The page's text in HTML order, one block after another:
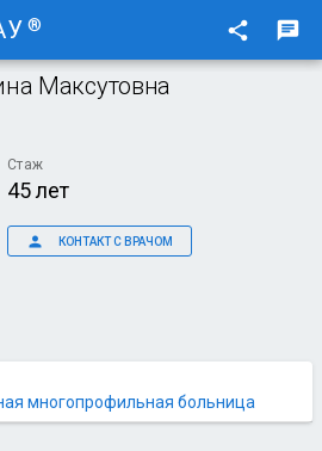
® share chat
Максутовна
Стаж
45 лет
person КОНТАКТ С ВРАЧОМ
многопрофильная больница